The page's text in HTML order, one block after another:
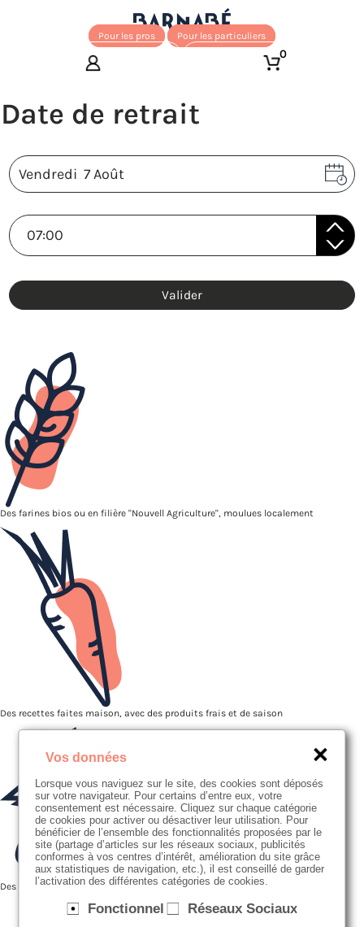
Pour les pros Pour les particuliers
0
Valider
Des farines bios ou en filière "Nouvell Agriculture", moulues localement
Des recettes faites maison, avec des produits frais et de saison
Des producteurs proches de nous
Vos données
Lorsque vous naviguez sur le site, des cookies sont déposés
sur votre navigateur. Pour certains d’entre eux, votre
consentement est nécessaire. Cliquez sur chaque catégorie
de cookies pour activer ou désactiver leur utilisation. Pour
bénéficier de l’ensemble des fonctionnalités proposées par le
site (partage d’articles sur les réseaux sociaux, publicités
conformes à vos centres d’intérêt, amélioration du site grâce
aux statistiques de navigation, etc.), il est conseillé de garder
l’activation des différentes catégories de cookies.
Fonctionnel Réseaux Sociaux